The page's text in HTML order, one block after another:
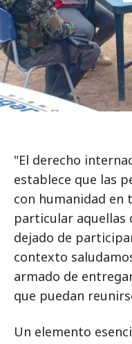
"El derecho
establece que las
con humanidad en
particular aquellas
dejado de
contexto
armado de
que puedan
Un elemento